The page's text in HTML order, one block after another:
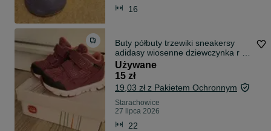
16
Buty półbuty trzewiki sneakersy
adidasy wiosenne dziewczynka r 22
dł wkladki 14cm
Używane
15 zł
19,03 zł z Pakietem Ochronnym
Starachowice
27 lipca 2026
22